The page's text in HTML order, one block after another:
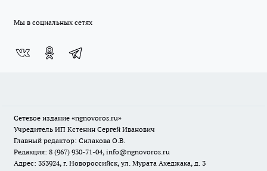
Мы в социальных сетях
Сетевое издание «ngnovoros.ru»
Учредитель ИП Кстенин Сергей Иванович
Главный редактор: Силакова О.В.
Редакция: 8 (967) 930-71-04, info@ngnovoros.ru
Адрес: 353924, г. Новороссийск, ул. Мурата Ахеджака, д. 3